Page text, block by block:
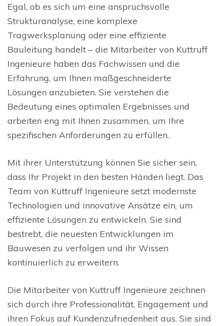
Egal, ob es sich um eine anspruchsvolle
Strukturanalyse, eine komplexe
Tragwerksplanung oder eine effiziente
Bauleitung handelt – die Mitarbeiter von Kuttruff
Ingenieure haben das Fachwissen und die
Erfahrung, um Ihnen maßgeschneiderte
Lösungen anzubieten. Sie verstehen die
Bedeutung eines optimalen Ergebnisses und
arbeiten eng mit Ihnen zusammen, um Ihre
spezifischen Anforderungen zu erfüllen.
Mit ihrer Unterstützung können Sie sicher sein,
dass Ihr Projekt in den besten Händen liegt. Das
Team von Kuttruff Ingenieure setzt modernste
Technologien und innovative Ansätze ein, um
effiziente Lösungen zu entwickeln. Sie sind
bestrebt, die neuesten Entwicklungen im
Bauwesen zu verfolgen und ihr Wissen
kontinuierlich zu erweitern.
Die Mitarbeiter von Kuttruff Ingenieure zeichnen
sich durch ihre Professionalität, Engagement und
ihren Fokus auf Kundenzufriedenheit aus. Sie sind